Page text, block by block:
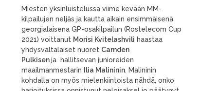
Miesten yksinluistelussa viime kevään MM-
kilpailujen neljäs ja kautta aikain ensimmäisenä
georgialaisena GP-osakilpailun (Rostelecom Cup
2021) voittanut Morisi Kvitelashvili haastaa
yhdysvaltalaiset nuoret Camden
Pulkisenja hallitsevan junioreiden
maailmanmestarin
Ilia Malininin. Malininin
kohdalla on myös mielenkiintoista nähdä, onko